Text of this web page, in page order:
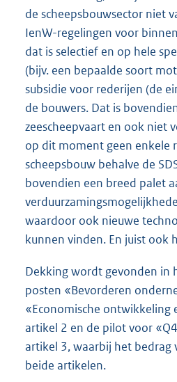
de scheepsbouwsector niet
IenW-regelingen voor
dat is selectief en op hele
(bijv. een bepaalde soort
subsidie voor rederijen (de
de bouwers. Dat is
zeescheepvaart en ook niet
op dit moment geen enkele
scheepsbouw behalve de
bovendien een breed palet
waardoor ook nieuwe
kunnen vinden. En juist ook
Dekking wordt gevonden in
posten «Bevorderen
«Economische ontwikkeling
artikel 2 en de pilot voor
artikel 3, waarbij het bedrag
beide artikelen.